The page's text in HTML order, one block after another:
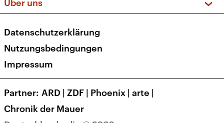
Newsletter
Veranstaltungen
Social Media
Über uns
Presse
Karriere
Transparenz
Datenschutzerklärung
Nutzungsbedingungen
Impressum
Partner ARD | ZDF | Phoenix | arte |
Chronik der Mauer